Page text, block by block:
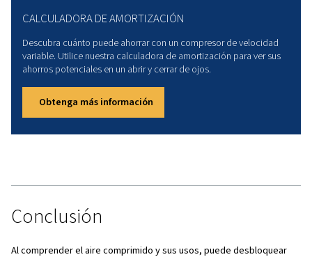
Preguntas más frecuentes
¿Qué es el aire comprimido?
El aire comprimido es una mezcla presurizada de gases,
¿Cómo funciona un compresor
La compresión de aire fuerza a las moléculas de aire a